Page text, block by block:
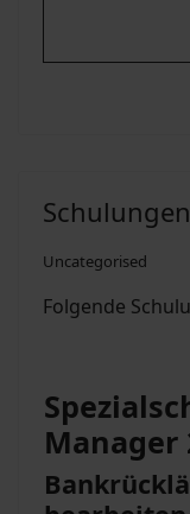
Schulungen
Uncategorised
Folgende
Manager